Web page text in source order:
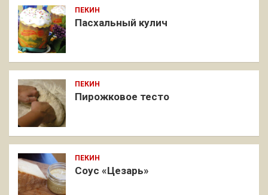
ПЕКИН
Пасхальный кулич
ПЕКИН
Пирожковое тесто
ПЕКИН
Соус «Цезарь»